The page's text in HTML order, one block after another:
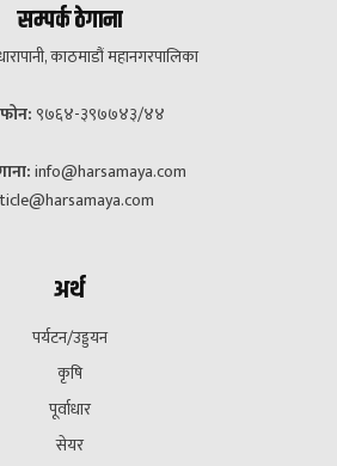
सम्पर्क ठेगाना
काठमाडौं महानगरपालिका
९७६४-३९७७४३/४४
info@harsamaya.com
अर्थ
पर्यटन/उड्डयन
कृषि
पूर्वाधार
सेयर